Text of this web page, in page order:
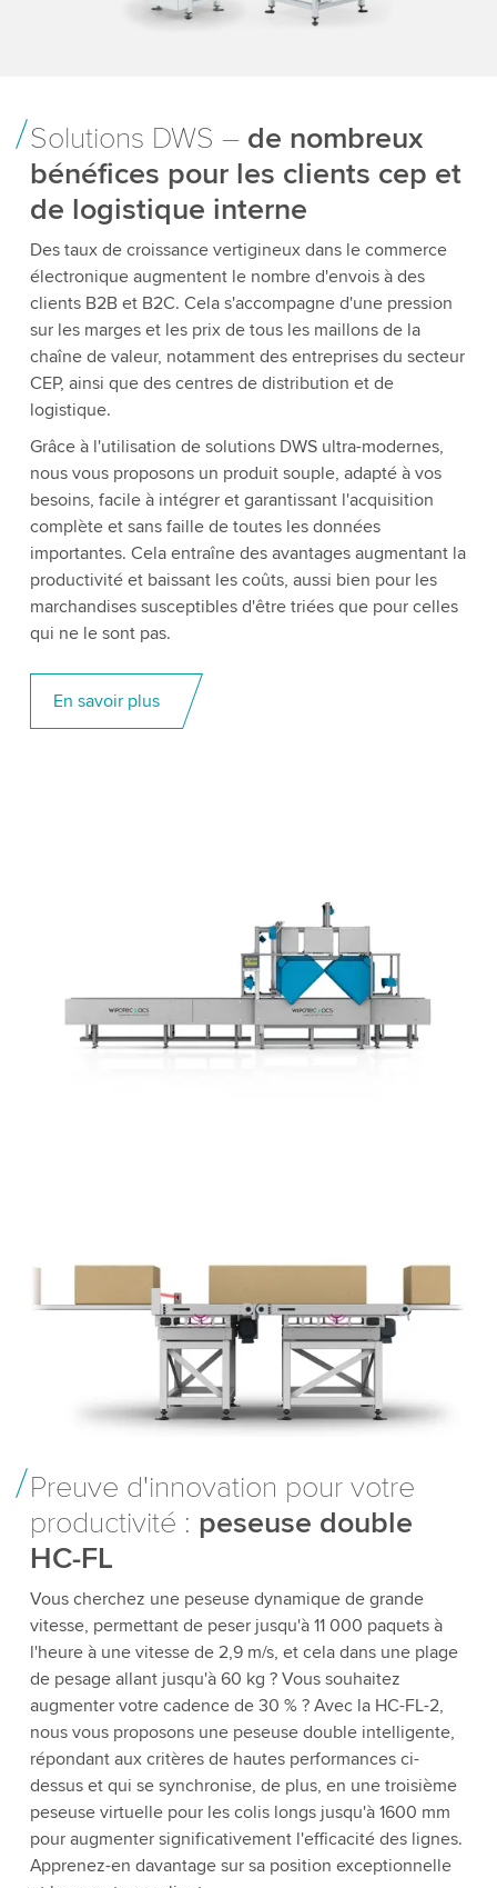
Solutions DWS – de nombreux
bénéfices pour les clients cep et
de logistique interne
Des taux de croissance vertigineux dans le commerce
électronique augmentent le nombre d'envois à des
clients B2B et B2C. Cela s'accompagne d'une pression
sur les marges et les prix de tous les maillons de la
chaîne de valeur, notamment des entreprises du secteur
CEP, ainsi que des centres de distribution et de
logistique.
Grâce à l'utilisation de solutions DWS ultra-modernes,
nous vous proposons un produit souple, adapté à vos
besoins, facile à intégrer et garantissant l'acquisition
complète et sans faille de toutes les données
importantes. Cela entraîne des avantages augmentant la
productivité et baissant les coûts, aussi bien pour les
marchandises susceptibles d'être triées que pour celles
qui ne le sont pas.
En savoir plus
Preuve d'innovation pour votre
productivité : peseuse double
HC-FL
Vous cherchez une peseuse dynamique de grande
vitesse, permettant de peser jusqu'à 11 000 paquets à
l'heure à une vitesse de 2,9 m/s, et cela dans une plage
de pesage allant jusqu'à 60 kg ? Vous souhaitez
augmenter votre cadence de 30 % ? Avec la HC-FL-2,
nous vous proposons une peseuse double intelligente,
répondant aux critères de hautes performances ci-
dessus et qui se synchronise, de plus, en une troisième
peseuse virtuelle pour les colis longs jusqu'à 1600 mm
pour augmenter significativement l'efficacité des lignes.
Apprenez-en davantage sur sa position exceptionnelle